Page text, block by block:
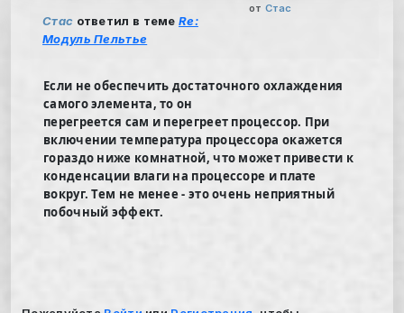
от Стас
Стас ответил в темеRe:
Модуль Пельтье
Если не обеспечить достаточного охлаждения
самого элемента, то он
перегреется сам и перегреет процессор. При
включении температура процессора окажется
гораздо ниже комнатной, что может привести к
конденсации влаги на процессоре и плате
вокруг. Тем не менее - это очень неприятный
побочный эффект.